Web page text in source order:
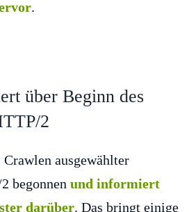
.
über Beginn des
2
ausgewählter
begonnen und informiert
darüber. Das bringt einige